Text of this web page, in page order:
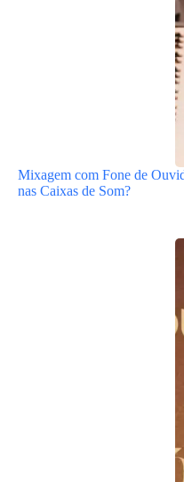
Mixagem com Fone de
nas Caixas de Som?